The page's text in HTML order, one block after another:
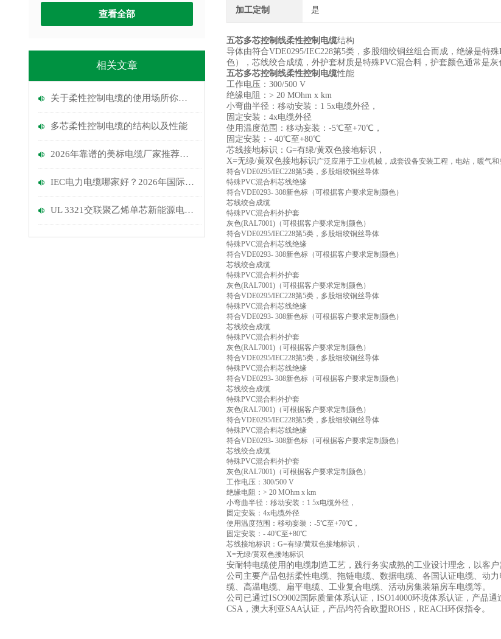
查看全部
相关文章
关于柔性控制电缆的使用场所你知道多少？
多芯柔性控制电缆的​结构以及​性能
2026年靠谱的美标电缆厂家推荐：长期对美出口、认证齐全
IEC电力电缆哪家好？2026年国际标准认证厂家实测推荐与选购指南
UL 3321交联聚乙烯单芯新能源电缆的电气性能与安全性分析
加工定制 是
五芯多芯控制线柔性控制电缆结构
导体由符合VDE0295/IEC228第5类，多股细绞铜丝组合而成，绝缘是特
色），芯线绞合成缆，外护套材质是特殊PVC混合料，护套颜色通常是灰
五芯多芯控制线柔性控制电缆性能
工作电压：300/500 V
绝缘电阻：> 20 MOhm x km
小弯曲半径：移动安装：1 5x电缆外径，
固定安装：4x电缆外径
使用温度范围：移动妄装：-5℃至+70℃，
固定安装：- 40℃至+80℃
芯线接地标识：G=有绿/黄双色接地标识，
X=无绿/黄双色接地标识广泛应用于工业机械，成套设备安装工程，电站，暖气和
符合VDE0295/IEC228第5类，多股细绞铜丝导体
特殊PVC混合料芯线绝缘
符合VDE0293- 308新色标（可根据客户要求定制颜色）
芯线绞合成缆
特殊PVC混合料外护套
灰色(RAL7001)（可根据客户要求定制颜色）
符合VDE0295/IEC228第5类，多股细绞铜丝导体
特殊PVC混合料芯线绝缘
符合VDE0293- 308新色标（可根据客户要求定制颜色）
芯线绞合成缆
特殊PVC混合料外护套
灰色(RAL7001)（可根据客户要求定制颜色）
符合VDE0295/IEC228第5类，多股细绞铜丝导体
特殊PVC混合料芯线绝缘
符合VDE0293- 308新色标（可根据客户要求定制颜色）
芯线绞合成缆
特殊PVC混合料外护套
灰色(RAL7001)（可根据客户要求定制颜色）
符合VDE0295/IEC228第5类，多股细绞铜丝导体
特殊PVC混合料芯线绝缘
符合VDE0293- 308新色标（可根据客户要求定制颜色）
芯线绞合成缆
特殊PVC混合料外护套
灰色(RAL7001)（可根据客户要求定制颜色）
符合VDE0295/IEC228第5类，多股细绞铜丝导体
特殊PVC混合料芯线绝缘
符合VDE0293- 308新色标（可根据客户要求定制颜色）
芯线绞合成缆
特殊PVC混合料外护套
灰色(RAL7001)（可根据客户要求定制颜色）
工作电压：300/500 V
绝缘电阻：> 20 MOhm x km
小弯曲半径：移动安装：1 5x电缆外径，
固定安装：4x电缆外径
使用温度范围：移动妄装：-5℃至+70℃，
固定安装：- 40℃至+80℃
芯线接地标识：G=有绿/黄双色接地标识，
X=无绿/黄双色接地标识
安耐特电缆使用的电缆制造工艺，践行务实成熟的工业设计理念，以客
公司主要产品包括柔性电缆、拖链电缆、数据电缆、各国认证电缆、动
缆、高温电缆、扁平电缆、工业复合电缆、活动房集装箱房车电缆等。
公司已通过ISO9002国际质量体系认证，ISO14000环境体系认证，产品
CSA，澳大利亚SAA认证，产品均符合欧盟ROHS，REACH环保指令。